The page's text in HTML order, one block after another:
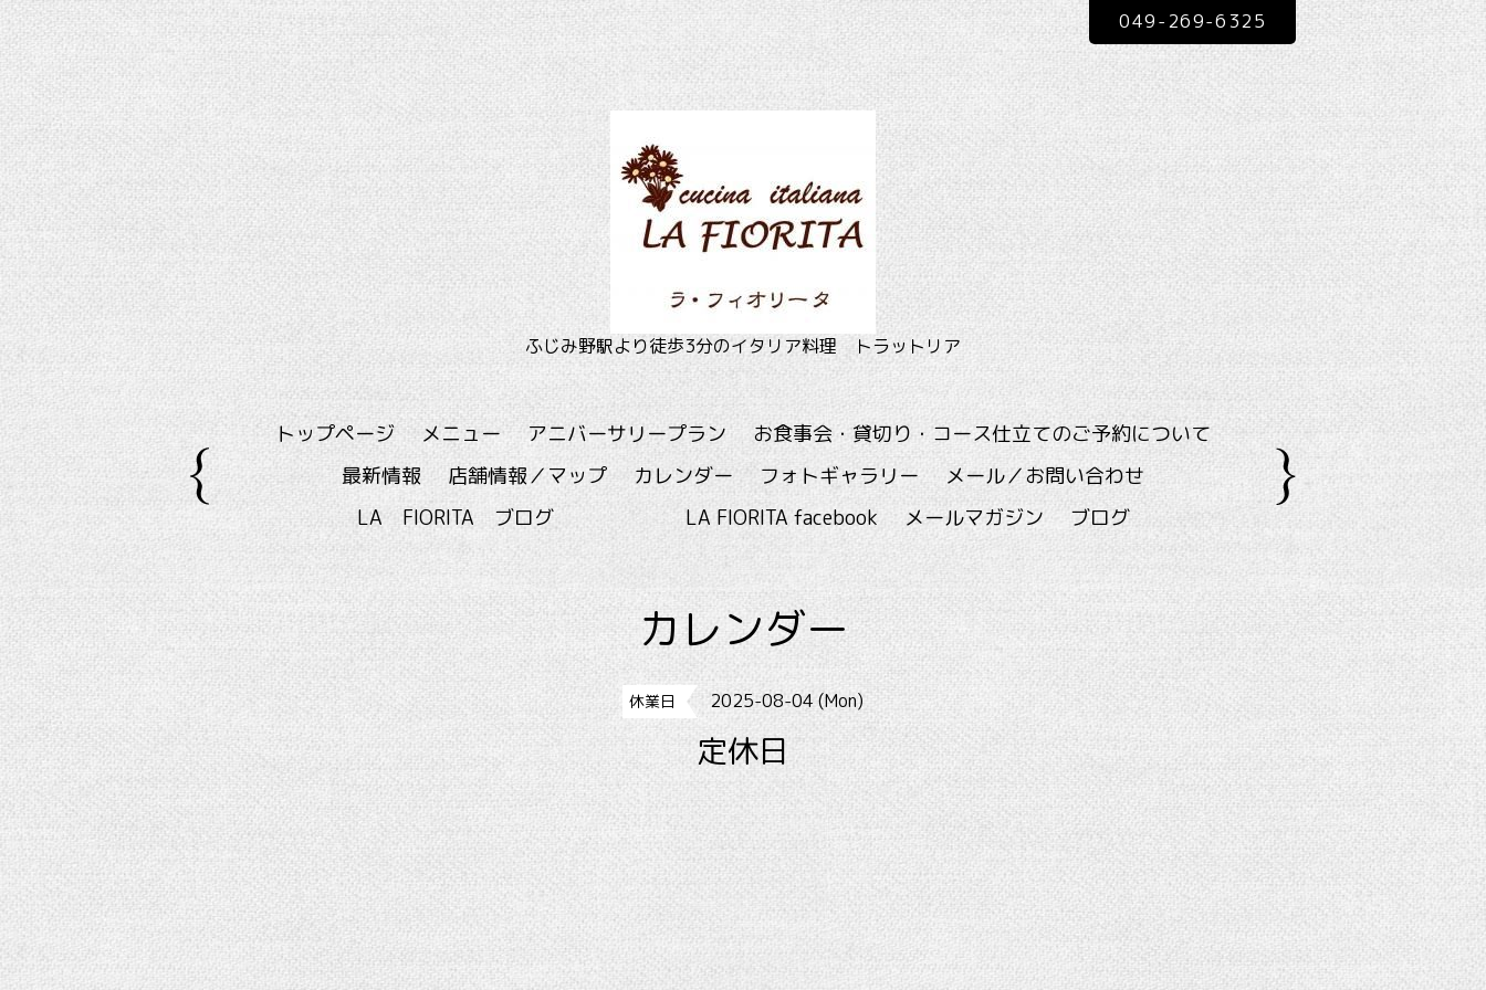
ふじみ野駅より徒歩3分のイタリア料理 トラットリア
049-269-6325
トップページ メニュー アニバーサリープラン
お食事会・貸切り・コース仕立てのご予約について
最新情報
店舗情報／マップ カレンダー フォトギャラリー
メール／お問い合わせ
LA FIORITA ブログ
LA FIORITA facebook メールマガジン ブログ
カレンダー
休業日 2025-08-04 (Mon)
定休日